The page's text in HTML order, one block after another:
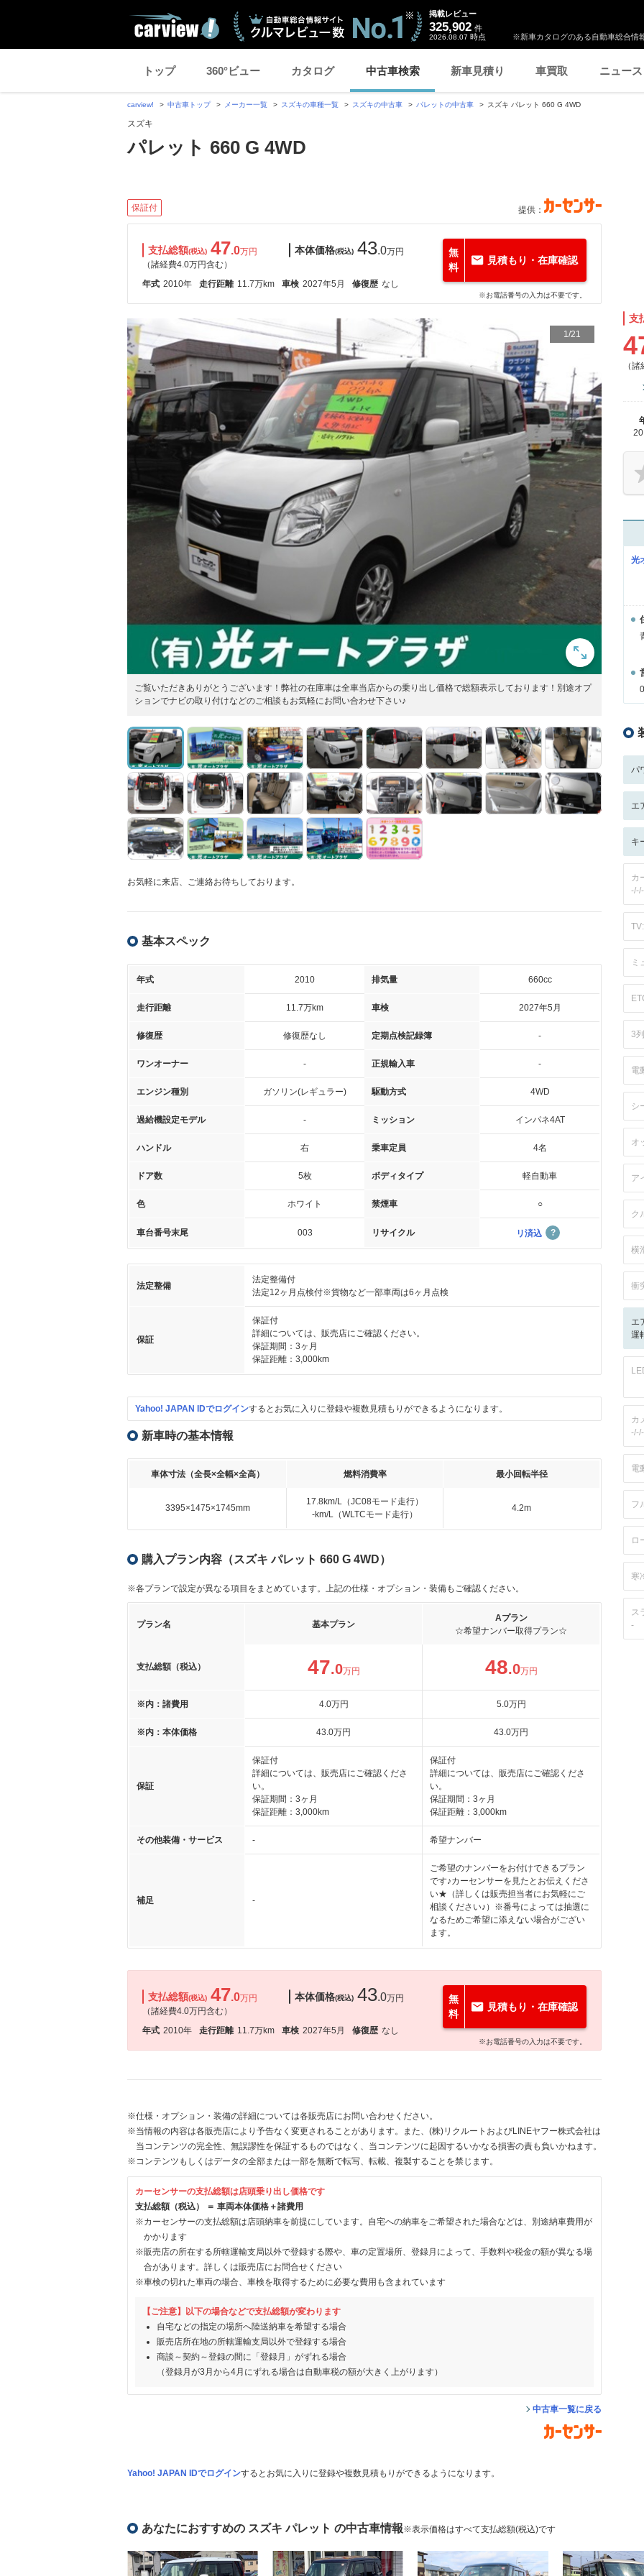
※新車カタログのある自動車総合情
掲載レビュー
325,902 件
2026.08.07 時点
トップ 360°ビュー カタログ 中古車検索 新車見積り 車買取 ニュース
carview! 中古車トップ メーカー一覧 スズキの車種一覧 スズキの中古車 パレットの中古車 スズキ パレット 660 G 4WD
スズキ
パレット 660 G 4WD
保証付 提供：
支払総額(税込) 47.0万円
（諸経費4.0万円含む）
本体価格(税込) 43.0万円
年式 2010年 走行距離 11.7万km 車検 2027年5月 修復歴 なし
無
料
見積もり・在庫確認
※お電話番号の入力は不要です。
1/21
ご覧いただきありがとうございます！弊社の在庫車は全車当店からの乗り出し価格で総額表示しております！別途オプ
ションでナビの取り付けなどのご相談もお気軽にお問い合わせ下さい♪
お気軽に来店、ご連絡お待ちしております。
基本スペック
年式 2010 排気量 660cc
走行距離 11.7万km 車検 2027年5月
修復歴 修復歴なし 定期点検記録簿 -
ワンオーナー - 正規輸入車 -
エンジン種別 ガソリン(レギュラー) 駆動方式 4WD
過給機設定モデル - ミッション インパネ4AT
ハンドル 右 乗車定員 4名
ドア数 5枚 ボディタイプ 軽自動車
色 ホワイト 禁煙車 ○
車台番号末尾 003 リサイクル リ済込
法定整備
法定整備付
法定12ヶ月点検付※貨物など一部車両は6ヶ月点検
保証
保証付
詳細については、販売店にご確認ください。
保証期間：3ヶ月
保証距離：3,000km
Yahoo! JAPAN IDでログインするとお気に入りに登録や複数見積もりができるようになります。
新車時の基本情報
車体寸法（全長×全幅×全高） 燃料消費率 最小回転半径
3395×1475×1745mm
17.8km/L（JC08モード走行）
-km/L（WLTCモード走行）
4.2m
購入プラン内容（スズキ パレット 660 G 4WD）
※各プランで設定が異なる項目をまとめています。上記の仕様・オプション・装備もご確認ください。
プラン名 基本プラン
Aプラン
☆希望ナンバー取得プラン☆
支払総額（税込） 47.0万円 48.0万円
※内：諸費用 4.0万円 5.0万円
※内：本体価格 43.0万円 43.0万円
保証
保証付
詳細については、販売店にご確認くださ
い。
保証期間：3ヶ月
保証距離：3,000km
保証付
詳細については、販売店にご確認くださ
い。
保証期間：3ヶ月
保証距離：3,000km
その他装備・サービス - 希望ナンバー
補足 -
ご希望のナンバーをお付けできるプラン
です♪カーセンサーを見たとお伝えくださ
い★（詳しくは販売担当者にお気軽にご
相談ください♪）※番号によっては抽選に
なるためご希望に添えない場合がござい
ます。
支払総額(税込) 47.0万円
（諸経費4.0万円含む）
本体価格(税込) 43.0万円
年式 2010年 走行距離 11.7万km 車検 2027年5月 修復歴 なし
無
料
見積もり・在庫確認
※お電話番号の入力は不要です。
※仕様・オプション・装備の詳細については各販売店にお問い合わせください。
※当情報の内容は各販売店により予告なく変更されることがあります。また、(株)リクルートおよびLINEヤフー株式会社は
当コンテンツの完全性、無誤謬性を保証するものではなく、当コンテンツに起因するいかなる損害の責も負いかねます。
※コンテンツもしくはデータの全部または一部を無断で転写、転載、複製することを禁じます。
カーセンサーの支払総額は店頭乗り出し価格です
支払総額（税込） ＝ 車両本体価格＋諸費用
※カーセンサーの支払総額は店頭納車を前提にしています。自宅への納車をご希望された場合などは、別途納車費用が
かかります
※販売店の所在する所轄運輸支局以外で登録する際や、車の定置場所、登録月によって、手数料や税金の額が異なる場
合があります。詳しくは販売店にお問合せください
※車検の切れた車両の場合、車検を取得するために必要な費用も含まれています
【ご注意】以下の場合などで支払総額が変わります
自宅などの指定の場所へ陸送納車を希望する場合
販売店所在地の所轄運輸支局以外で登録する場合
商談～契約～登録の間に「登録月」がずれる場合
（登録月が3月から4月にずれる場合は自動車税の額が大きく上がります）
中古車一覧に戻る
Yahoo! JAPAN IDでログインするとお気に入りに登録や複数見積もりができるようになります。
支
（
光
パ
エ
キ
カ
ミ
3
電
シ
オ
ア
ク
横
衝
エ
運
カ
電
フ
ロ
寒
ス
-
あなたにおすすめの スズキ パレット の中古車情報※表示価格はすべて支払総額(税込)です